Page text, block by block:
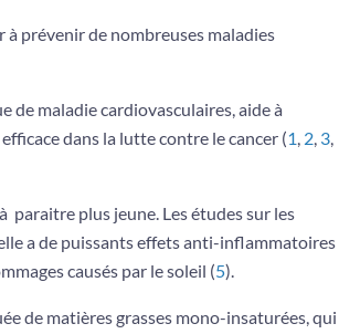
prévenir de nombreuses maladies
de maladie cardiovasculaires, aide à
dans la lutte contre le cancer (1, 2, 3,
paraitre plus jeune. Les études sur les
a de puissants effets anti-inflammatoires
causés par le soleil (5).
de matières grasses mono-insaturées, qui